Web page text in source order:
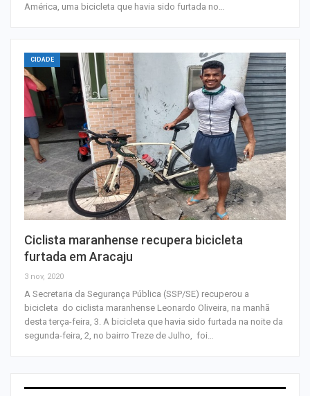
América, uma bicicleta que havia sido furtada no…
CIDADE
Ciclista maranhense recupera bicicleta
furtada em Aracaju
3 nov, 2020
A Secretaria da Segurança Pública (SSP/SE) recuperou a
bicicleta do ciclista maranhense Leonardo Oliveira, na manhã
desta terça-feira, 3. A bicicleta que havia sido furtada na noite da
segunda-feira, 2, no bairro Treze de Julho, foi…